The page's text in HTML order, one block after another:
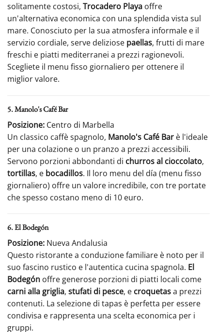
solitamente costosi, Trocadero Playa offre
un'alternativa economica con una splendida vista sul
mare. Conosciuto per la sua atmosfera informale e il
servizio cordiale, serve deliziose paellas, frutti di mare
freschi e piatti mediterranei a prezzi ragionevoli.
Scegliete il menu fisso giornaliero per ottenere il
miglior valore.
5. Manolo's Café Bar
Posizione: Centro di Marbella
Un classico caffè spagnolo, Manolo's Café Bar è l'ideale
per una colazione o un pranzo a prezzi accessibili.
Servono porzioni abbondanti di churros al cioccolato,
tortillas, e bocadillos. Il loro menu del día (menu fisso
giornaliero) offre un valore incredibile, con tre portate
che spesso costano meno di 10 euro.
6. El Bodegón
Posizione: Nueva Andalusia
Questo ristorante a conduzione familiare è noto per il
suo fascino rustico e l'autentica cucina spagnola. El
Bodegón offre generose porzioni di piatti locali come
carni alla griglia, stufati di pesce, e croquetasa prezzi
contenuti. La selezione di tapas è perfetta per essere
condivisa e rappresenta una scelta economica per i
gruppi.